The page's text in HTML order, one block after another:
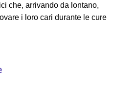
che, arrivando da lontano,
i loro cari durante le cure